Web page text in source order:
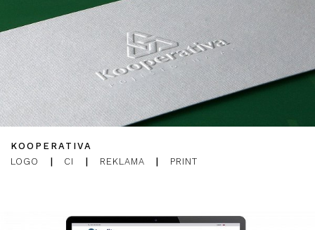
KOOPERATIVA
LOGO
CI REKLAMA PRINT